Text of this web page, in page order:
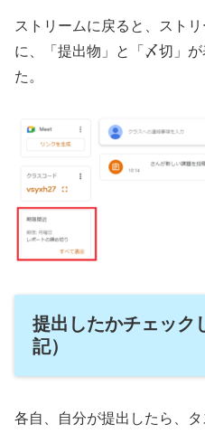
ストリームに戻ると、スト
に、「提出物」と「〆切」
た。
提出したかチェック
記）
各自、自分が提出したら、